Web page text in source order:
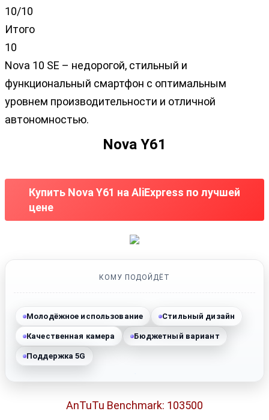
10/10
Итого
10
Nova 10 SE – недорогой, стильный и
функциональный смартфон с оптимальным
уровнем производительности и отличной
автономностью.
Nova Y61
Купить Nova Y61 на AliExpress по лучшей
цене
КОМУ ПОДОЙДЁТ
Молодёжное использование Стильный дизайн
Качественная камера Бюджетный вариант
Поддержка 5G
AnTuTu Benchmark: 103500